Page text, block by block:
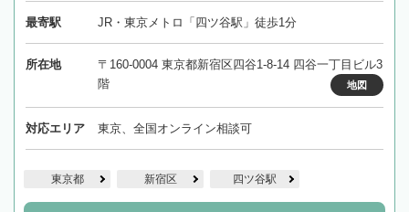
最寄駅 JR・東京メトロ「四ツ谷駅」徒歩1分
所在地
〒160-0004 東京都新宿区四谷1-8-14 四谷一丁目ビル3
階
地図
対応エリア 東京、全国オンライン相談可
東京都 新宿区 四ツ谷駅